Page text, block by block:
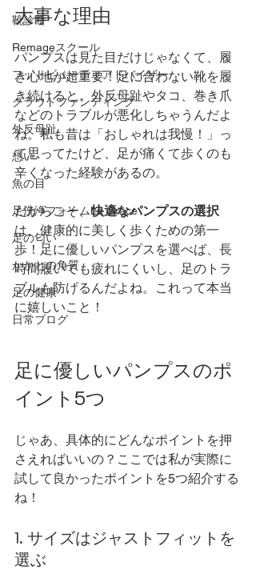
靴診断
Remageスクール
フットビューティアドバイザー
クラウドファンディング
外反母趾
想い
魚の目
足洗浄フォームLa Grace
足の匂い
かかとの角質
足の健康
日常ブログ
大事な理由
パンプスは見た目だけじゃなくて、履
き心地が超重要！足に合わない靴を履
き続けると、外反母趾やタコ、巻き爪
などのトラブルが悪化しちゃうんだよ
ね。私も昔は「おしゃれは我慢！」っ
て思ってたけど、足が痛くて歩くのも
辛くなった経験があるの。
だからこそ、快適なパンプスの選択
は、健康的に美しく歩くための第一
歩！足に優しいパンプスを選べば、長
時間履いても疲れにくいし、足のトラ
ブルも防げるんだよね。これって本当
に嬉しいこと！
足に優しいパンプスのポ
イント5つ
じゃあ、具体的にどんなポイントを押
さえればいいの？ここでは私が実際に
試して良かったポイントを5つ紹介する
ね！
1. サイズはジャストフィットを
選ぶ